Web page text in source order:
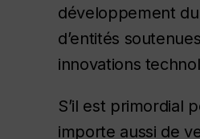
développement du
d’entités
innovations
S’il est primordial
importe aussi de